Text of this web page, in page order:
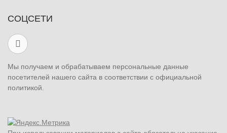
СОЦСЕТИ
Мы получаем и обрабатываем персональные данные
посетителей нашего сайта в соответствии с официальной
политикой.